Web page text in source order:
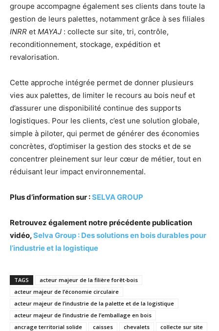
groupe accompagne également ses clients dans toute la
gestion de leurs palettes, notamment grâce à ses filiales
INRR et MAYAJ : collecte sur site, tri, contrôle,
reconditionnement, stockage, expédition et
revalorisation.
Cette approche intégrée permet de donner plusieurs
vies aux palettes, de limiter le recours au bois neuf et
d’assurer une disponibilité continue des supports
logistiques. Pour les clients, c’est une solution globale,
simple à piloter, qui permet de générer des économies
concrètes, d’optimiser la gestion des stocks et de se
concentrer pleinement sur leur cœur de métier, tout en
réduisant leur impact environnemental.
Plus d’information sur :SELVA GROUP
Retrouvez également notre précédente publication
vidéo,Selva Group : Des solutions en bois durables pour
l’industrie et la logistique
TAGS
acteur majeur de la filière forêt-bois
acteur majeur de l’économie circulaire
acteur majeur de l’industrie de la palette et de la logistique
acteur majeur de l’industrie de l’emballage en bois
ancrage territorial solide
caisses chevalets
collecte sur site